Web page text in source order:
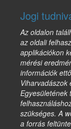
Jogi
Az oldalon
az oldali
applikációkon
mérési
információk
Viharvadászok
Egyesületének
szükséges. A
a forrás